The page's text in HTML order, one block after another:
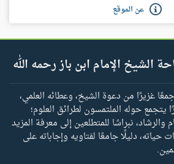
عن الموقع
الشيخ الإمام ابن باز رحمه الله
غزيرًا من دعوة الشيخ، وعطائه العلمي،
يتجمع حوله الملتمسون لطرائق العلوم؛
نبراسًا للمتطلعين إلى معرفة المزيد
دليلًا جامعًا لفتاويه وإجاباته على